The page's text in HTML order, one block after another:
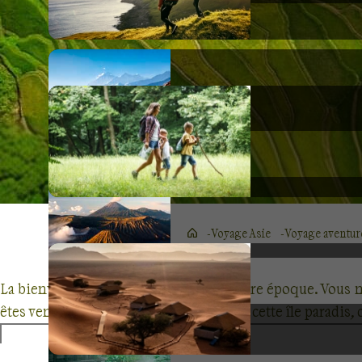
Voyage Asie Voyage
La bienveillance… une attitude rare à notre époque. Vous
êtes venu chercher en premier lieu, sur cette île
bandoulière, vous rentrerez.